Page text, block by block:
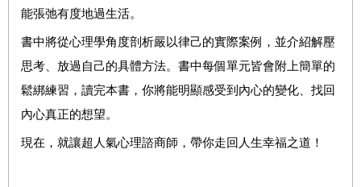
能張弛有度地過生活。
書中將從心理學角度剖析嚴以律己的實際案例，並介紹解壓
思考、放過自己的具體方法。書中每個單元皆會附上簡單的
鬆綁練習，讀完本書，你將能明顯感受到內心的變化、找回
內心真正的想望。
現在，就讓超人氣心理諮商師，帶你走回人生幸福之道！